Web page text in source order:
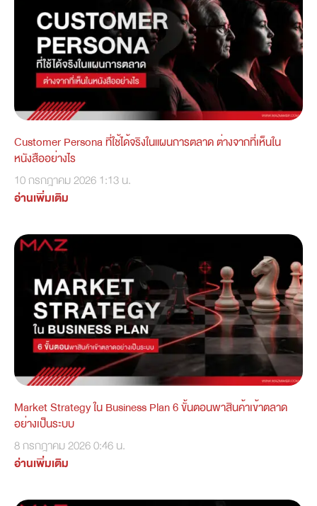
Customer Persona ที่ใช้ได้จริงในแผนการตลาด ต่างจากที่เห็นใน
หนังสืออย่างไร
10 กรกฎาคม 20261:13 น.
อ่านเพิ่มเติม
Market Strategy ใน Business Plan 6 ขั้นตอนพาสินค้าเข้าตลาด
อย่างเป็นระบบ
8 กรกฎาคม 20260:46 น.
อ่านเพิ่มเติม